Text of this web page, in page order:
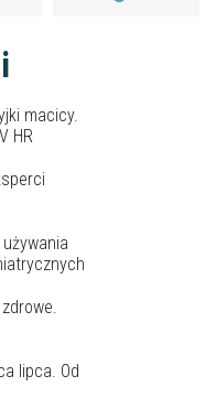
macicy.
HR
lipca. Od